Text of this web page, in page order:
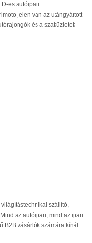
es autóipari
jelen van az utángyártott
és a szaküzletek
szállító,
az autóipari, mind az ipari
B2B vásárlók számára kínál